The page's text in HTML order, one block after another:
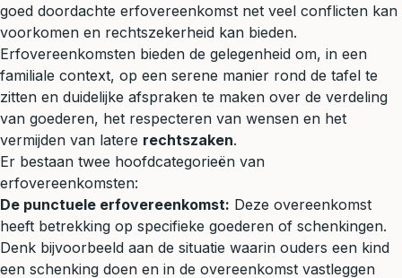
goed doordachte erfovereenkomst net veel conflicten kan
voorkomen en rechtszekerheid kan bieden.
Erfovereenkomsten bieden de gelegenheid om, in een
familiale context, op een serene manier rond de tafel te
zitten en duidelijke afspraken te maken over de verdeling
van goederen, het respecteren van wensen en het
vermijden van latere rechtszaken.
Er bestaan twee hoofdcategorieën van
erfovereenkomsten:
De punctuele erfovereenkomst: Deze overeenkomst
heeft betrekking op specifieke goederen of schenkingen.
Denk bijvoorbeeld aan de situatie waarin ouders een kind
een schenking doen en in de overeenkomst vastleggen